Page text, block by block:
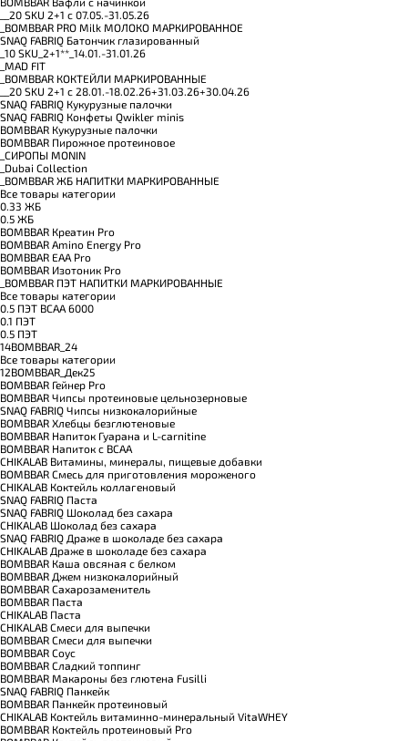
__20 SKU 2+1 с 07.05.-31.05.26
_BOMBBAR PRO Milk МОЛОКО МАРКИРОВАННОЕ
SNAQ FABRIQ Батончик глазированный
_10 SKU_2+1**_14.01.-31.01.26
_MAD FIT
_BOMBBAR КОКТЕЙЛИ МАРКИРОВАННЫЕ
__20 SKU 2+1 с 28.01.-18.02.26+31.03.26+30.04.26
SNAQ FABRIQ Кукурузные палочки
SNAQ FABRIQ Конфеты Qwikler minis
BOMBBAR Кукурузные палочки
BOMBBAR Пирожное протеиновое
_CИРОПЫ MONIN
_Dubai Collection
_BOMBBAR ЖБ НАПИТКИ МАРКИРОВАННЫЕ
Все товары категории
0.33 ЖБ
0.5 ЖБ
BOMBBAR Креатин Pro
BOMBBAR Amino Energy Pro
BOMBBAR EAA Pro
BOMBBAR Изотоник Pro
_BOMBBAR ПЭТ НАПИТКИ МАРКИРОВАННЫЕ
Все товары категории
0.5 ПЭТ ВСАА 6000
0.1 ПЭТ
0.5 ПЭТ
14BOMBBAR_24
Все товары категории
12BOMBBAR_Дек25
BOMBBAR Гейнер Pro
BOMBBAR Чипсы протеиновые цельнозерновые
SNAQ FABRIQ Чипсы низкокалорийные
BOMBBAR Хлебцы безглютеновые
BOMBBAR Напиток Гуарана и L-carnitine
BOMBBAR Напиток с BCAA
CHIKALAB Витамины, минералы, пищевые добавки
BOMBBAR Смесь для приготовления мороженого
CHIKALAB Коктейль коллагеновый
SNAQ FABRIQ Паста
SNAQ FABRIQ Шоколад без сахара
CHIKALAB Шоколад без сахара
SNAQ FABRIQ Драже в шоколаде без сахара
CHIKALAB Драже в шоколаде без сахара
BOMBBAR Каша овсяная с белком
BOMBBAR Джем низкокалорийный
BOMBBAR Сахарозаменитель
BOMBBAR Паста
CHIKALAB Паста
CHIKALAB Смеси для выпечки
BOMBBAR Смеси для выпечки
BOMBBAR Соус
BOMBBAR Сладкий топпинг
BOMBBAR Макароны без глютена Fusilli
SNAQ FABRIQ Панкейк
BOMBBAR Панкейк протеиновый
CHIKALAB Коктейль витаминно-минеральный VitaWHEY
BOMBBAR Коктейль протеиновый Pro